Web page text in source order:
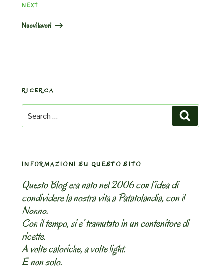
Next
NEXT
Nuovi lavori
RICERCA
Search
for:
INFORMAZIONI SU QUESTO SITO
Questo Blog era nato nel 2006 con l’idea di
condividere la nostra vita a Patatolandia, con il
Nonno.
Con il tempo, si e’ tramutato in un contenitore di
ricette.
A volte caloriche, a volte light.
E non solo.